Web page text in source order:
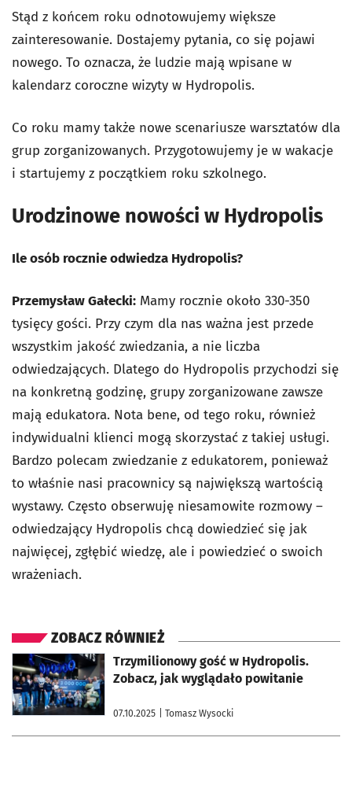
Stąd z końcem roku odnotowujemy większe
zainteresowanie. Dostajemy pytania, co się pojawi
nowego. To oznacza, że ludzie mają wpisane w
kalendarz coroczne wizyty w Hydropolis.
Co roku mamy także nowe scenariusze warsztatów dla
grup zorganizowanych. Przygotowujemy je w wakacje
i startujemy z początkiem roku szkolnego.
Urodzinowe nowości w Hydropolis
Ile osób rocznie odwiedza Hydropolis?
Przemysław Gałecki: Mamy rocznie około 330-350
tysięcy gości. Przy czym dla nas ważna jest przede
wszystkim jakość zwiedzania, a nie liczba
odwiedzających. Dlatego do Hydropolis przychodzi się
na konkretną godzinę, grupy zorganizowane zawsze
mają edukatora. Nota bene, od tego roku, również
indywidualni klienci mogą skorzystać z takiej usługi.
Bardzo polecam zwiedzanie z edukatorem, ponieważ
to właśnie nasi pracownicy są największą wartością
wystawy. Często obserwuję niesamowite rozmowy –
odwiedzający Hydropolis chcą dowiedzieć się jak
najwięcej, zgłębić wiedzę, ale i powiedzieć o swoich
wrażeniach.
ZOBACZ RÓWNIEŻ
Trzymilionowy gość w Hydropolis.
Zobacz, jak wyglądało powitanie
07.10.2025 | Tomasz Wysocki
otworzy się w nowej karcie